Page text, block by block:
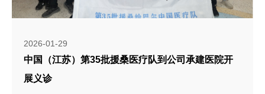
2026-01-29
中国（江苏）第35批援桑医疗队到公司承建医院开
展义诊